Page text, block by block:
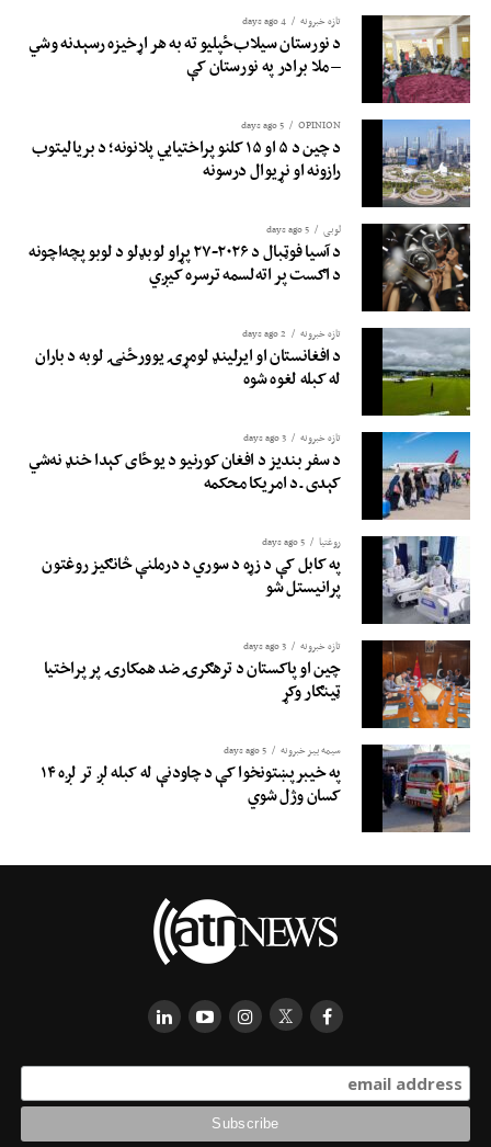
تازه خبرونه 4 days ago
د نورستان سیلاب‌ځپلیو ته به هر اړخیزه رسېدنه وشي
– ملا برادر په نورستان کې
OPINION
5 days ago
د چین د ۵ او ۱۵ کلنو پراختیايي پلانونه؛ د بريالیتوب
رازونه او نړيوال درسونه
لوبی 5 days ago
د آسیا فوټبال د ۲۰۲۶-۲۷ پړاو لوبډلو د لوبو پچه‌اچونه
د اګست پر اته‌لسمه ترسره کیږي
تازه خبرونه 2 days ago
د افغانستان او ایرلینډ لومړۍ یوورځنۍ لوبه د باران
له کبله لغوه شوه
تازه خبرونه 3 days ago
د سفر بندیز د افغان کورنیو د یوځای کېدا خنډ نه‌شي
کېدی ـ د امریکا محکمه
روغتيا 5 days ago
په کابل کې د زړه د سوري د درملنې څانګیز روغتون
پرانیستل شو
تازه خبرونه 3 days ago
چین او پاکستان د ترهګرۍ ضد همکارۍ پر پراختیا
ټینګار وکړ
سیمه ییز خبرونه 5 days ago
په خیبرپښتونخوا کې د چاودنې له کبله لږ تر لږه ۱۴
کسان وژل شوي